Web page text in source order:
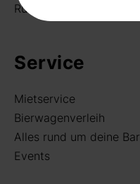
Rund um deine Bar
Service
Mietservice
Bierwagenverleih
Alles rund um deine Bar
Events